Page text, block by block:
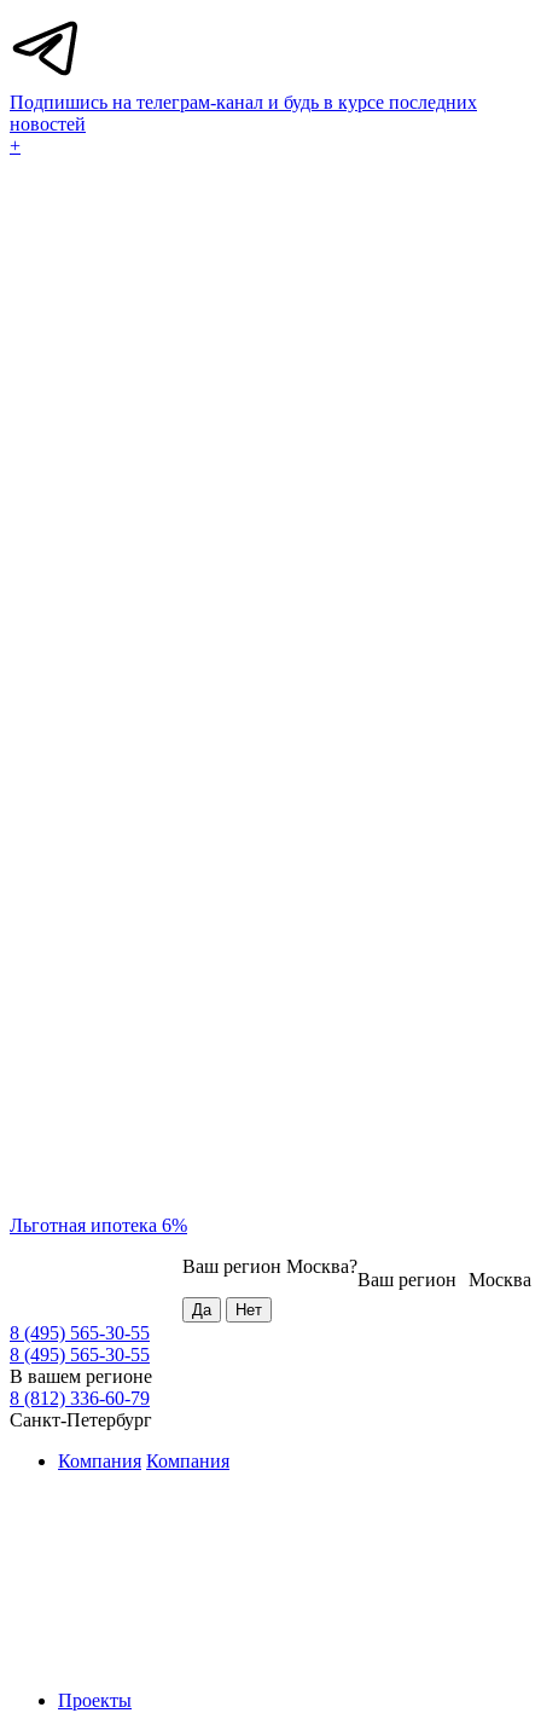
Подпишись на телеграм-канал и будь в курсе последних
новостей
+
Льготная ипотека 6%
Москва
Ваш регион
Ваш регион Москва?
8 (495) 565-30-55
8 (495) 565-30-55
В вашем регионе
8 (812) 336-60-79
Санкт-Петербург
Компания Компания
Проекты